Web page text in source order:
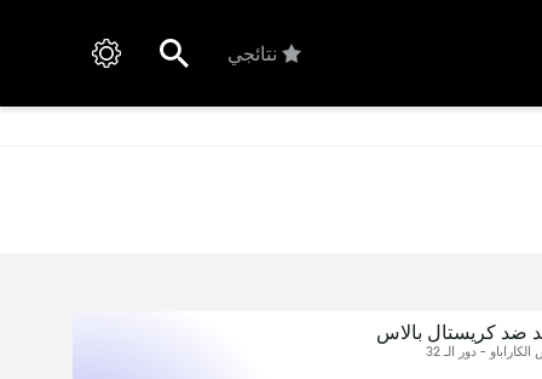
نتائجي
ضد كريستال بالاس
- دور الـ 32